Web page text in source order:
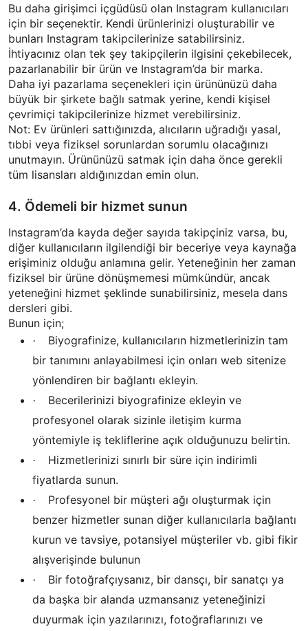
Bu daha girişimci içgüdüsü olan Instagram kullanıcıları
için bir seçenektir. Kendi ürünlerinizi oluşturabilir ve
bunları Instagram takipcilerinize satabilirsiniz.
İhtiyacınız olan tek şey takipçilerin ilgisini çekebilecek,
pazarlanabilir bir ürün ve Instagram’da bir marka.
Daha iyi pazarlama seçenekleri için ürününüzü daha
büyük bir şirkete bağlı satmak yerine, kendi kişisel
çevrimiçi takipcilerinize hizmet verebilirsiniz.
Not: Ev ürünleri sattığınızda, alıcıların uğradığı yasal,
tıbbi veya fiziksel sorunlardan sorumlu olacağınızı
unutmayın. Ürününüzü satmak için daha önce gerekli
tüm lisansları aldığınızdan emin olun.
4. Ödemeli bir hizmet sunun
Instagram’da kayda değer sayıda takipçiniz varsa, bu,
diğer kullanıcıların ilgilendiği bir beceriye veya kaynağa
erişiminiz olduğu anlamına gelir. Yeteneğinin her zaman
fiziksel bir ürüne dönüşmemesi mümkündür, ancak
yeteneğini hizmet şeklinde sunabilirsiniz, mesela dans
dersleri gibi.
Bunun için;
·
Biyografinize, kullanıcıların hizmetlerinizin tam
bir tanımını anlayabilmesi için onları web sitenize
yönlendiren bir bağlantı ekleyin.
·
Becerilerinizi biyografinize ekleyin ve
profesyonel olarak sizinle iletişim kurma
yöntemiyle iş tekliflerine açık olduğunuzu belirtin.
·
Hizmetlerinizi sınırlı bir süre için indirimli
fiyatlarda sunun.
·
Profesyonel bir müşteri ağı oluşturmak için
benzer hizmetler sunan diğer kullanıcılarla bağlantı
kurun ve tavsiye, potansiyel müşteriler vb. gibi fikir
alışverişinde bulunun
·
Bir fotoğrafçıysanız, bir dansçı, bir sanatçı ya
da başka bir alanda uzmansanız yeteneğinizi
duyurmak için yazılarınızı, fotoğraflarınızı ve